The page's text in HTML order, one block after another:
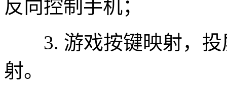
反向控制手机；
3. 游戏按键映射，投
射。